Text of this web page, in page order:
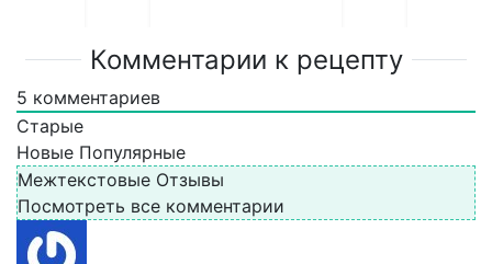
Комментарии к рецепту
5 комментариев
Старые
Новые Популярные
Межтекстовые Отзывы
Посмотреть все комментарии